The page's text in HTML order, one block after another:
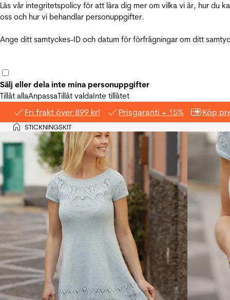
Läs vår integritetspolicy för att lära dig mer om vilka vi är, hur du
oss och hur vi behandlar personuppgifter.
Ange ditt samtyckes-ID och datum för förfrågningar om ditt
Sälj eller dela inte mina personuppgifter
Tillåt allaAnpassaTillåt valdaInte tillåtet
Fri frakt över 899 kr! Prisgaranti + 15% Köp
Hem
>STICKNINGSKIT